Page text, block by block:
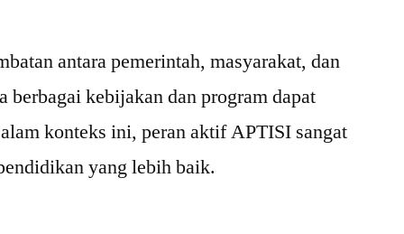
antara pemerintah, masyarakat, dan
kebijakan dan program dapat
konteks ini, peran aktif APTISI sangat
yang lebih baik.